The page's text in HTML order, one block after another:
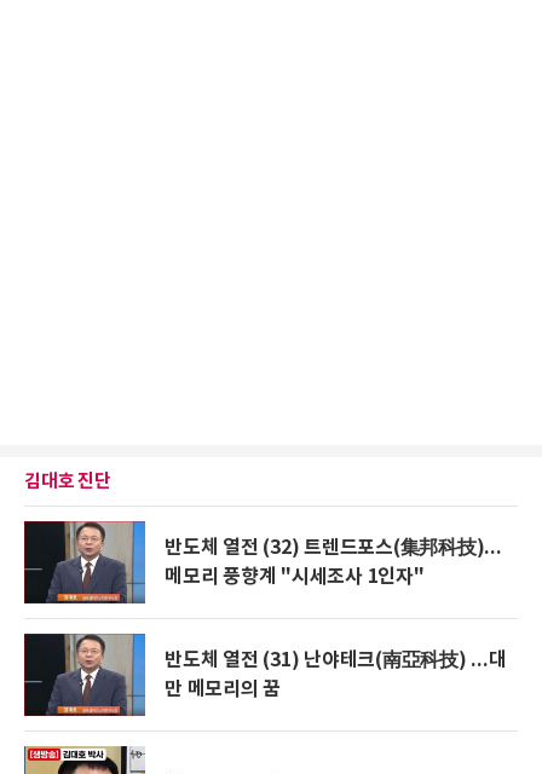
김대호 진단
반도체 열전 (32) 트렌드포스(集邦科技)...
메모리 풍향계 "시세조사 1인자"
반도체 열전 (31) 난야테크(南亞科技) ...대
만 메모리의 꿈